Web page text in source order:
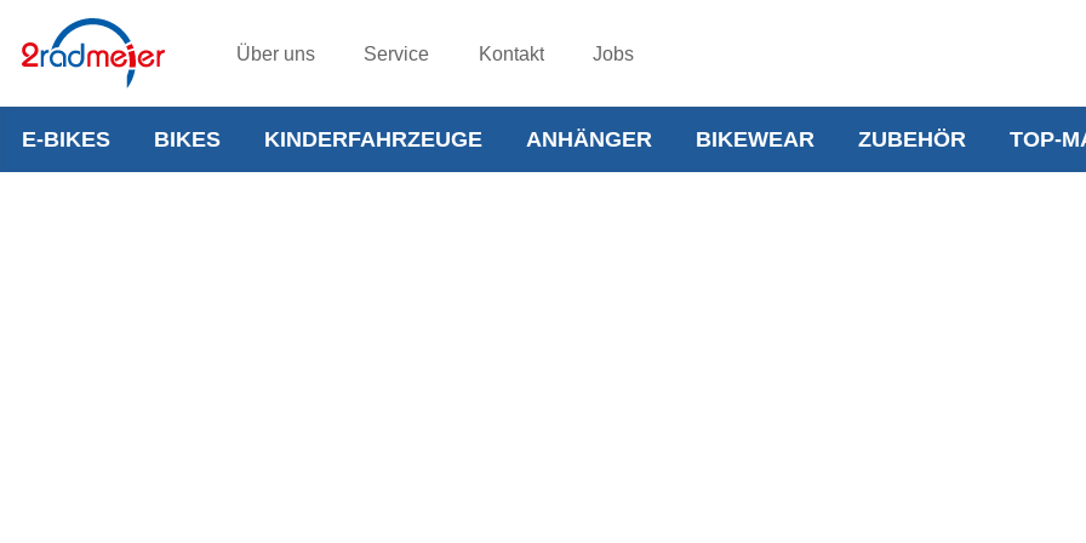
Über uns Service Kontakt Jobs
E-BIKES BIKES KINDERFAHRZEUGE ANHÄNGER BIKEWEAR ZUBEHÖR TOP-